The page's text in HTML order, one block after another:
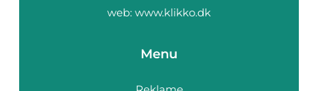
web: www.klikko.dk
Menu